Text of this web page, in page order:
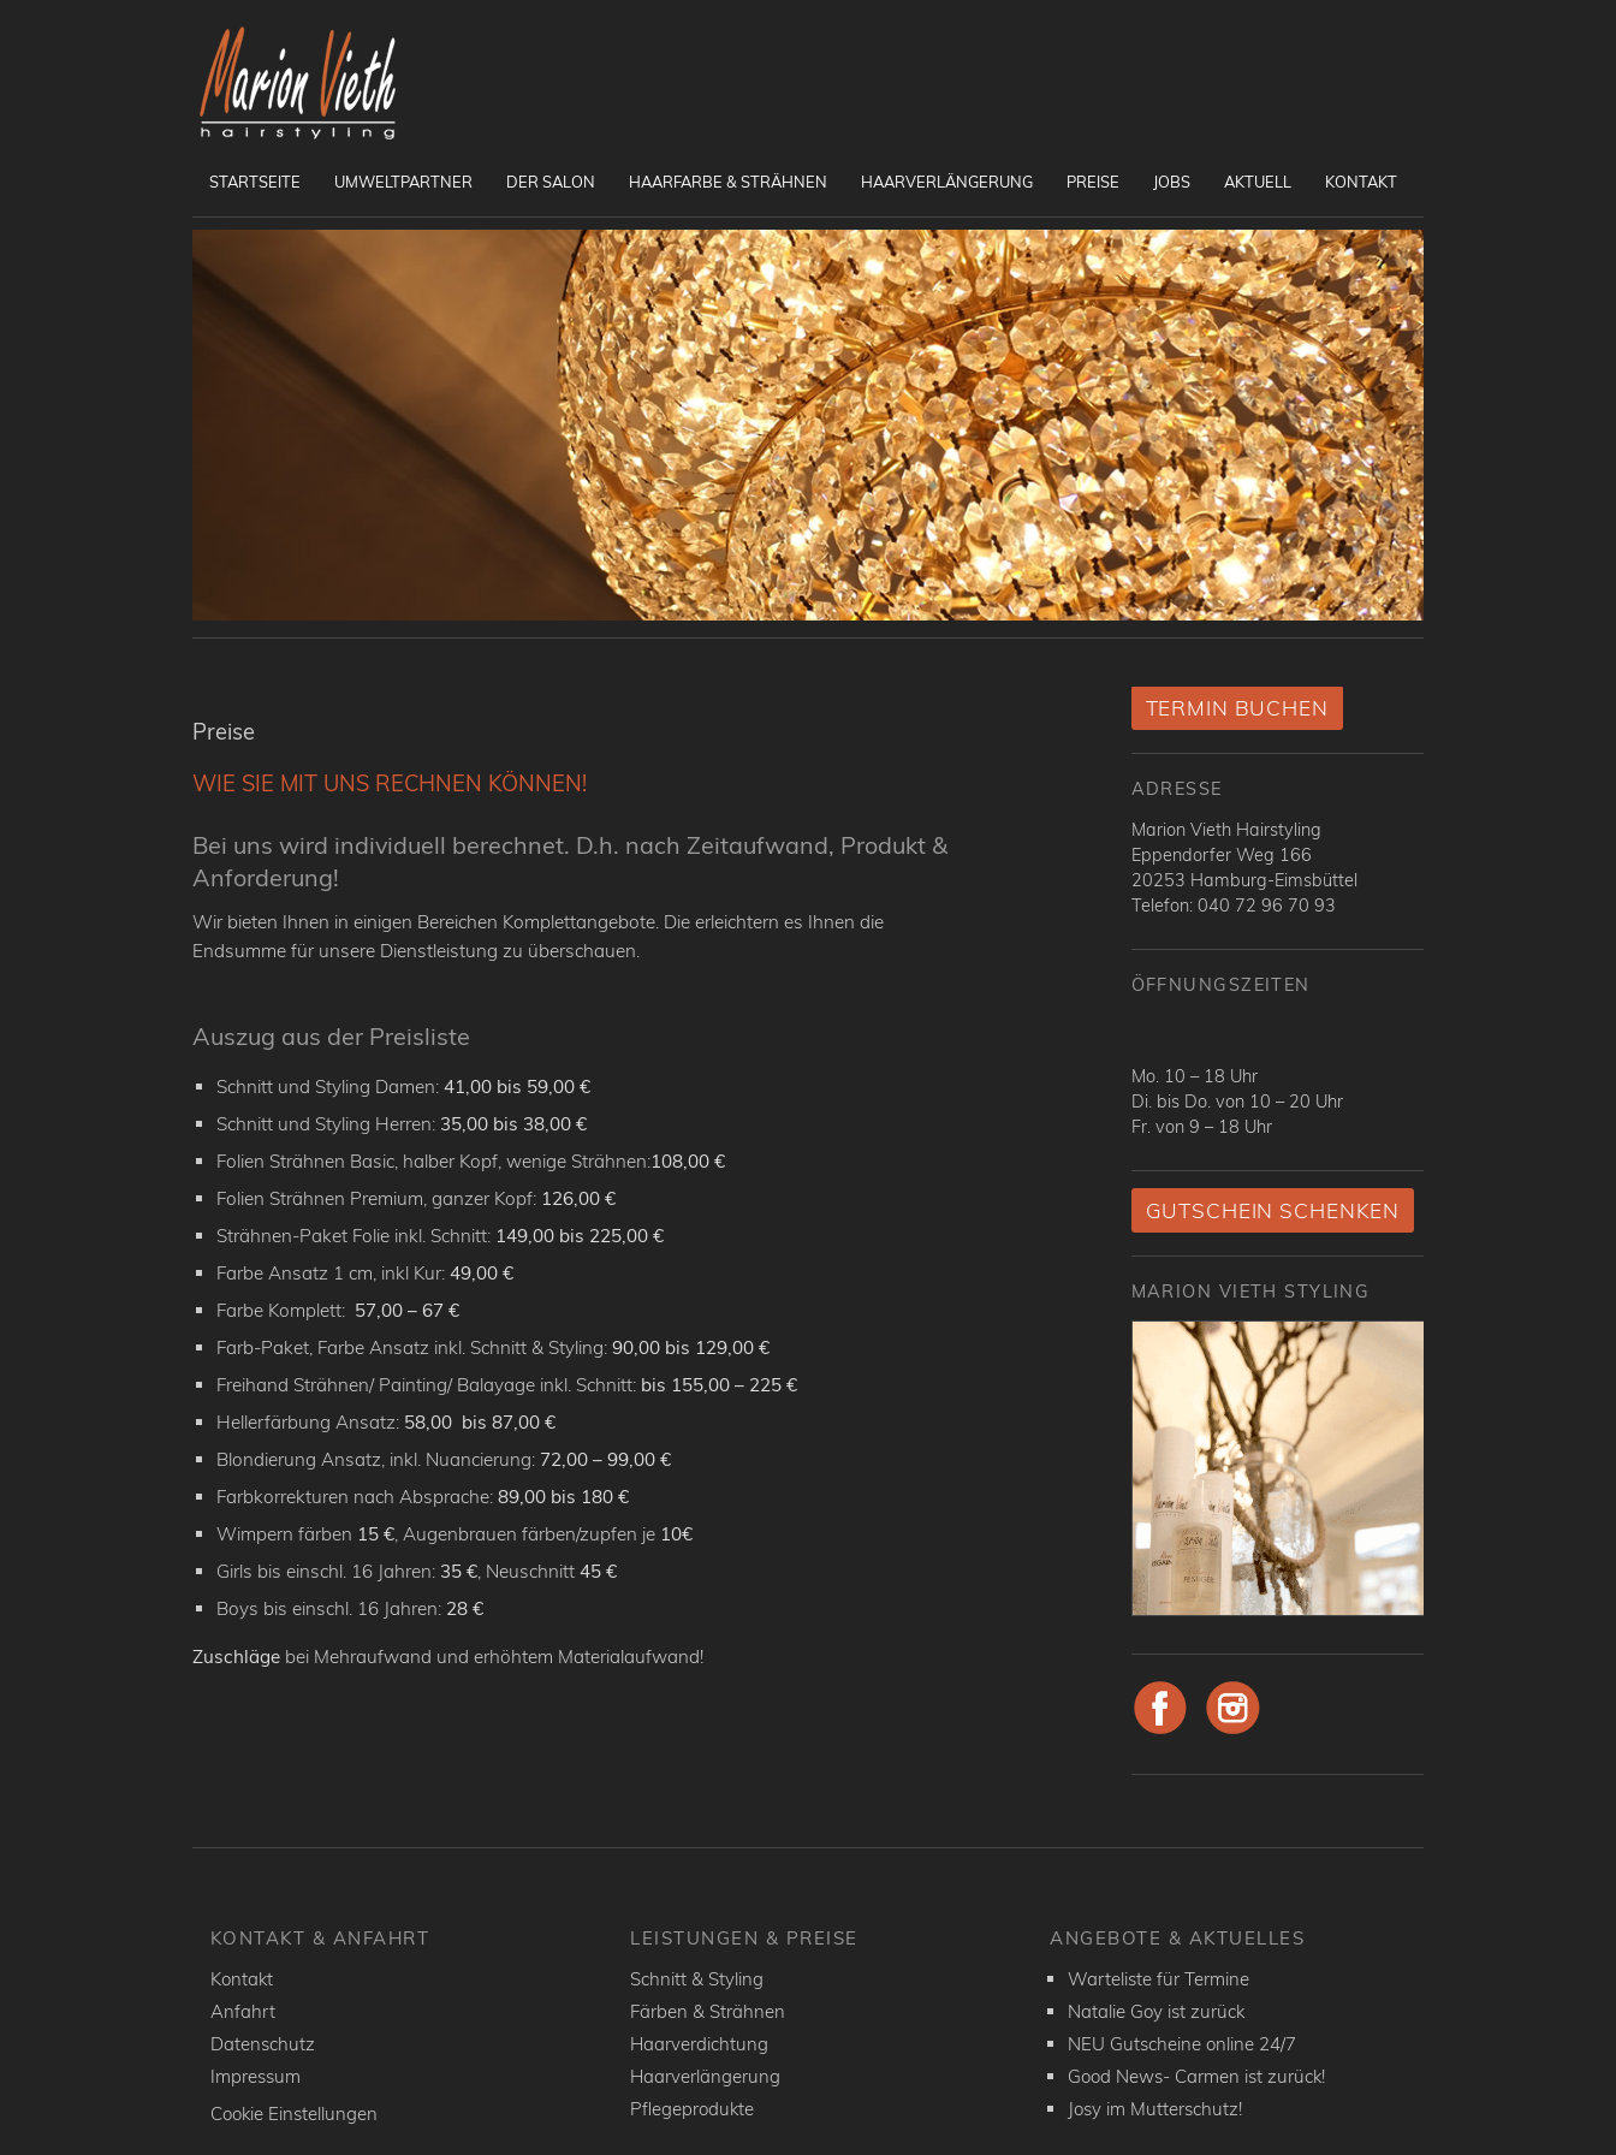
STARTSEITE UMWELTPARTNER DER SALON HAARFARBE & STRÄHNEN HAARVERLÄNGERUNG PREISE JOBS AKTUELL KONTAKT
Preise
WIE SIE MIT UNS RECHNEN KÖNNEN!
Bei uns wird individuell berechnet. D.h. nach Zeitaufwand, Produkt &
Anforderung!
Wir bieten Ihnen in einigen Bereichen Komplettangebote. Die erleichtern es Ihnen die
Endsumme für unsere Dienstleistung zu überschauen.
Auszug aus der Preisliste
Schnitt und Styling Damen: 41,00 bis 59,00 €
Schnitt und Styling Herren: 35,00 bis 38,00 €
Folien Strähnen Basic, halber Kopf, wenige Strähnen:108,00 €
Folien Strähnen Premium, ganzer Kopf: 126,00 €
Strähnen-Paket Folie inkl. Schnitt: 149,00 bis 225,00 €
Farbe Ansatz 1 cm, inkl Kur: 49,00 €
Farbe Komplett: 57,00 – 67 €
Farb-Paket, Farbe Ansatz inkl. Schnitt & Styling: 90,00 bis 129,00 €
Freihand Strähnen/ Painting/ Balayage inkl. Schnitt: bis 155,00 – 225 €
Hellerfärbung Ansatz: 58,00 bis 87,00 €
Blondierung Ansatz, inkl. Nuancierung: 72,00 – 99,00 €
Farbkorrekturen nach Absprache: 89,00 bis 180 €
Wimpern färben 15 €, Augenbrauen färben/zupfen je 10€
Girls bis einschl. 16 Jahren: 35 €, Neuschnitt 45 €
Boys bis einschl. 16 Jahren: 28 €
Zuschläge bei Mehraufwand und erhöhtem Materialaufwand!
TERMIN BUCHEN
ADRESSE
Marion Vieth Hairstyling
Eppendorfer Weg 166
20253 Hamburg-Eimsbüttel
Telefon: 040 72 96 70 93
ÖFFNUNGSZEITEN
Mo. 10 – 18 Uhr
Di. bis Do. von 10 – 20 Uhr
Fr. von 9 – 18 Uhr
GUTSCHEIN SCHENKEN
MARION VIETH STYLING
KONTAKT & ANFAHRT
Kontakt
Anfahrt
Datenschutz
Impressum
Cookie Einstellungen
LEISTUNGEN & PREISE
Schnitt & Styling
Färben & Strähnen
Haarverdichtung
Haarverlängerung
Pflegeprodukte
ANGEBOTE & AKTUELLES
Warteliste für Termine
Natalie Goy ist zurück
NEU Gutscheine online 24/7
Good News- Carmen ist zurück!
Josy im Mutterschutz!